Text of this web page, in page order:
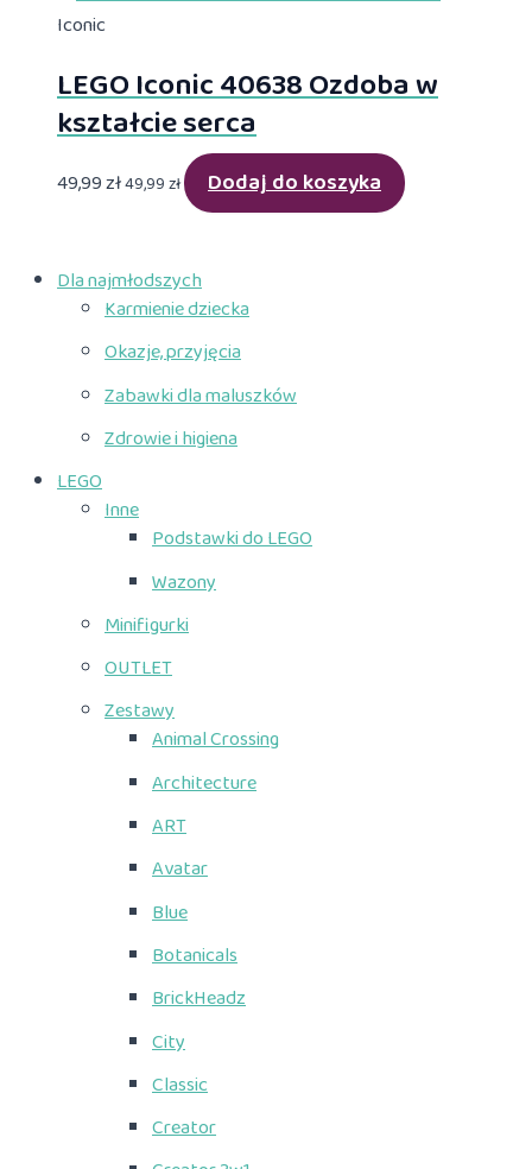
Dla najmłodszych
Karmienie dziecka
Okazje, przyjęcia
Zabawki dla maluszków
Zdrowie i higiena
LEGO
Inne
Podstawki do LEGO
Wazony
Minifigurki
OUTLET
Zestawy
Animal Crossing
Architecture
ART
Avatar
Blue
Botanicals
BrickHeadz
City
Classic
Creator
Iconic
LEGO Iconic 40638 Ozdoba w
kształcie serca
49,99zł49,99zł Dodaj do koszyka